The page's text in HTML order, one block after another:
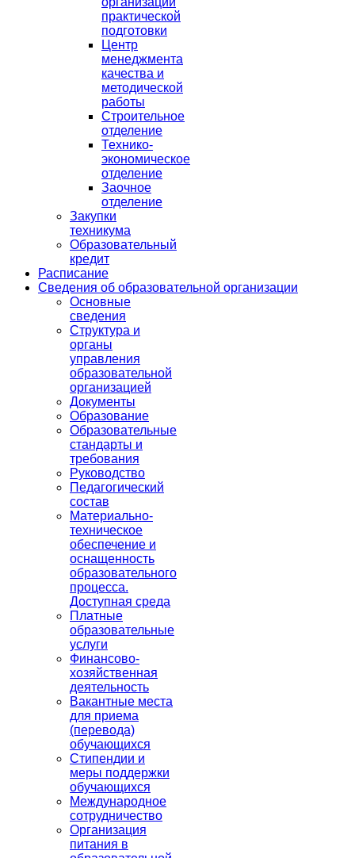
практической
подготовки
Центр
менеджмента
качества и
методической
работы
Строительное
отделение
Технико-
экономическое
отделение
Заочное
отделение
Закупки
техникума
Образовательный
кредит
Расписание
Сведения об образовательной организации
Основные
сведения
Структура и
органы
управления
образовательной
организацией
Документы
Образование
Образовательные
стандарты и
требования
Руководство
Педагогический
состав
Материально-
техническое
обеспечение и
оснащенность
образовательного
процесса.
Доступная среда
Платные
образовательные
услуги
Финансово-
хозяйственная
деятельность
Вакантные места
для приема
(перевода)
обучающихся
Стипендии и
меры поддержки
обучающихся
Международное
сотрудничество
Организация
питания в